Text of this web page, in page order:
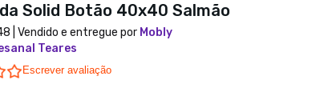
Solid Botão 40x40 Salmão
| Vendido e entregue por Mobly
Teares
0.0 star rating
Escrever avaliação